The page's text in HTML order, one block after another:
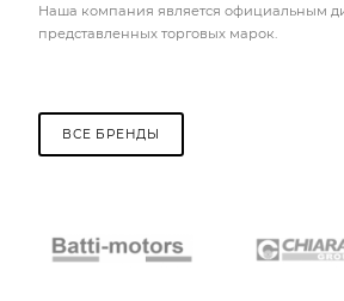
Наша компания является официальным
представленных торговых марок.
ВСЕ БРЕНДЫ